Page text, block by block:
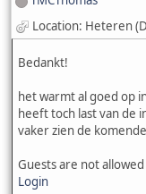
Location: Heteren
Bedankt!
het warmt al goed op
heeft toch last van de
vaker zien de
Guests are not
Login